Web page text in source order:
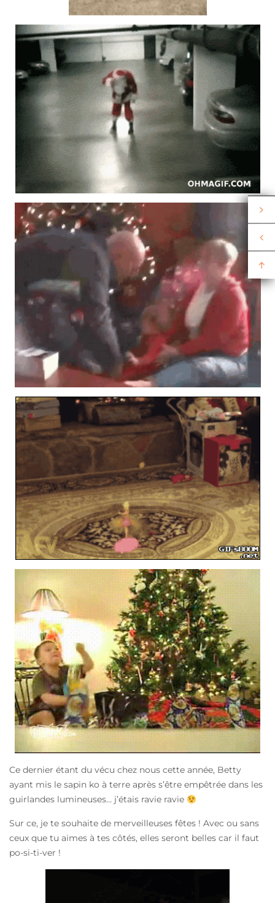
Ce dernier étant du vécu chez nous cette année, Betty
ayant mis le sapin ko à terre après s’être empêtrée dans les
guirlandes lumineuses… j’étais ravie ravie
Sur ce, je te souhaite de merveilleuses fêtes ! Avec ou sans
ceux que tu aimes à tes côtés, elles seront belles car il faut
po-si-ti-ver !